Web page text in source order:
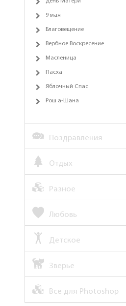
9 мая
Благовещение
Вербное Воскресение
Масленица
Пасха
Яблочный Спас
Рош а-Шана
Поздравления
Отдых
Разное
Любовь
Детское
Зверьё
Все для Photoshop